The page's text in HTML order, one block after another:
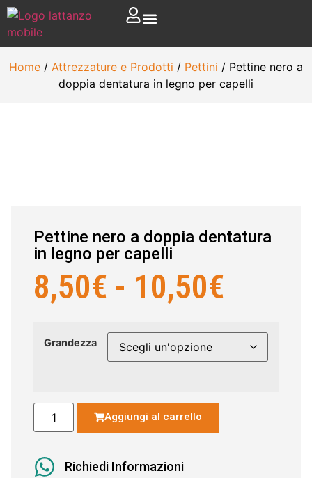
Home / Attrezzature e Prodotti / Pettini / Pettine nero a
doppia dentatura in legno per capelli
Pettine nero a doppia dentatura
in legno per capelli
8,50€ - 10,50€
Grandezza
Aggiungi al carrello
Richiedi Informazioni